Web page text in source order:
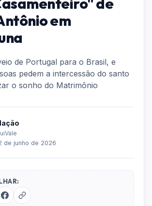
do "Bolo Casamenteiro" de Santo Antônio
a tradição do
de
em